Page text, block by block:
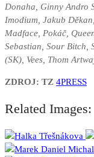
Donaha, Ginny Andro
Imodium, Jakub
Madface, Pokáč,
Sebastian, Sour Bitch,
(SK), Vees, Thom
ZDROJ: TZ 4PRESS
Related Images: